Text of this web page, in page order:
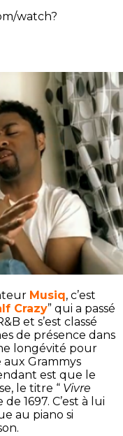
watch?
Musiq, c’est
Crazy” qui a passé
et s’est classé
de présence dans
longévité pour
Grammys
est que le
le titre “ Vivre
1697. C’est à lui
au piano si